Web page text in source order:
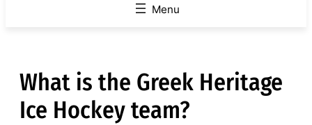
What is the Greek Heritage
Ice Hockey team?